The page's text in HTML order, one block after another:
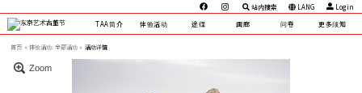
站内搜索 LANG
Login
TAA简介
体验活动 途径 画廊 问卷 更多须知
首页 体验活动:全部活动 » 活动详情
Zoom